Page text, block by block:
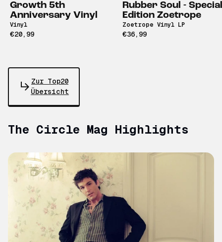
Growth 5th
Anniversary Vinyl
Vinyl
€20,99
Rubber Soul - Special
Edition Zoetrope
Zoetrope Vinyl LP
€36,99
Zur Top20
Übersicht
The Circle Mag Highlights